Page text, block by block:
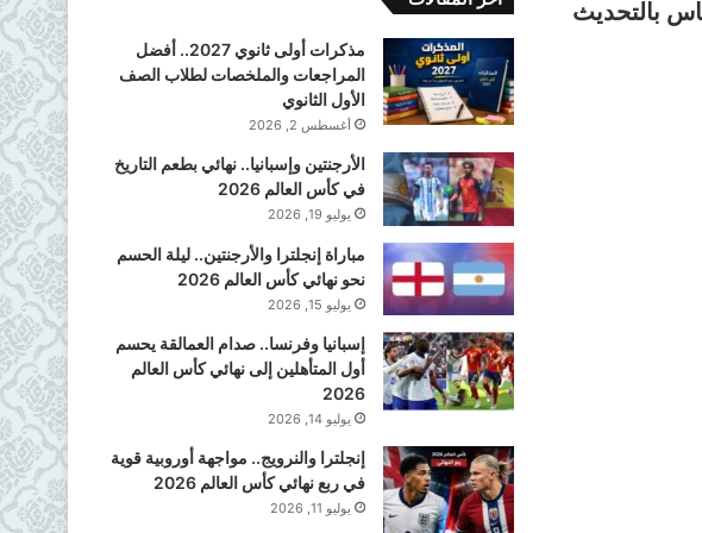
بالتحديث
مذكرات أولى ثانوي 2027.. أفضل
المراجعات والملخصات لطلاب الصف
الأول الثانوي
أغسطس 2, 2026
الأرجنتين وإسبانيا.. نهائي بطعم التاريخ
في كأس العالم 2026
يوليو 19, 2026
مباراة إنجلترا والأرجنتين.. ليلة الحسم
نحو نهائي كأس العالم 2026
يوليو 15, 2026
إسبانيا وفرنسا.. صدام العمالقة يحسم
أول المتأهلين إلى نهائي كأس العالم
2026
يوليو 14, 2026
إنجلترا والنرويج.. مواجهة أوروبية قوية
في ربع نهائي كأس العالم 2026
يوليو 11, 2026